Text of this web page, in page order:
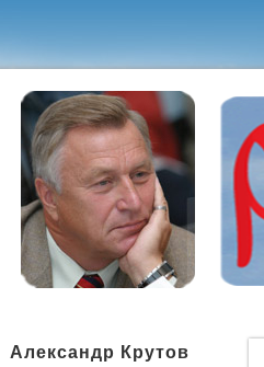
Александр Крутов